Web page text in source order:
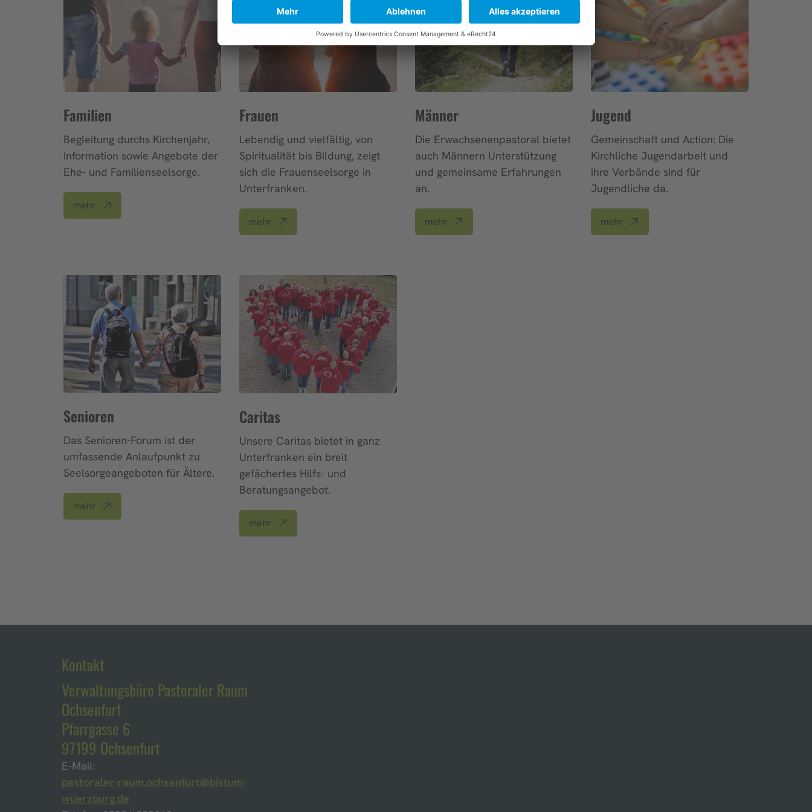
Familien
Begleitung durchs Kirchenjahr,
Information sowie Angebote der
Ehe- und Familienseelsorge.
mehr
Frauen
Lebendig und vielfältig, von
Spiritualität bis Bildung, zeigt
sich die Frauenseelsorge in
Unterfranken.
mehr
Männer
Die Erwachsenenpastoral bietet
auch Männern Unterstützung
und gemeinsame Erfahrungen
an.
mehr
Jugend
Gemeinschaft und Action: Die
Kirchliche Jugendarbeit und
ihre Verbände sind für
Jugendliche da.
mehr
Senioren
Das Senioren-Forum ist der
umfassende Anlaufpunkt zu
Seelsorgeangeboten für Ältere.
mehr
Caritas
Unsere Caritas bietet in ganz
Unterfranken ein breit
gefächertes Hilfs- und
Beratungsangebot.
mehr
Kontakt
Verwaltungsbüro Pastoraler Raum
Ochsenfurt
Pfarrgasse 6
97199 Ochsenfurt
E-Mail:
pastoraler-raum.ochsenfurt@bistum-
wuerzburg.de